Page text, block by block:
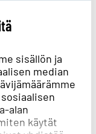
sisällön ja
median
alan
käytät
sai
lisäksi
Helmiin
Tämä
poistuu